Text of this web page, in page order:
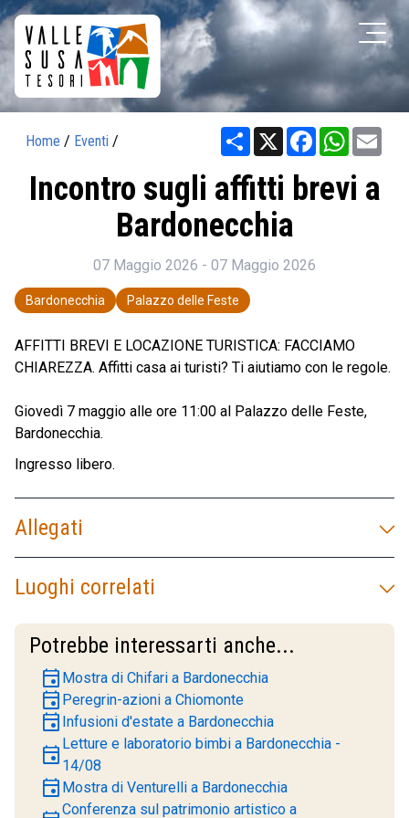
Home / Eventi / Share X Facebook
Incontro sugli affitti brevi a
Bardonecchia
07 Maggio 2026 - 07 Maggio 2026
Bardonecchia Palazzo delle Feste
AFFITTI BREVI E LOCAZIONE TURISTICA: FACCIAMO
CHIAREZZA. Affitti casa ai turisti? Ti aiutiamo con le regole.
Giovedì 7 maggio alle ore 11:00 al Palazzo delle Feste,
Bardonecchia.
Ingresso libero.
Allegati
Luoghi correlati
Potrebbe interessarti anche...
event Mostra di Chifari a Bardonecchia
event Peregrin-azioni a Chiomonte
event Infusioni d'estate a Bardonecchia
event Letture e laboratorio bimbi a Bardonecchia -
14/08
event Mostra di Venturelli a Bardonecchia
Conferenza sul patrimonio artistico a